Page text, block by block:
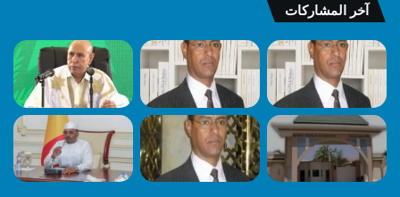
آخر المشاركات